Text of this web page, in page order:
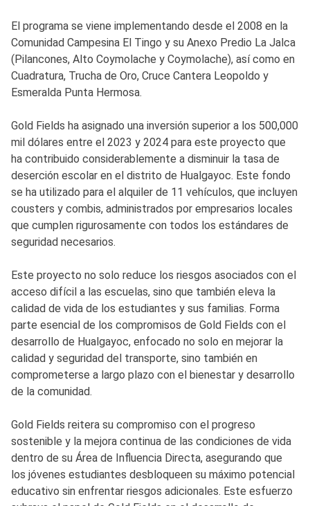
El programa se viene implementando desde el 2008 en la
Comunidad Campesina El Tingo y su Anexo Predio La Jalca
(Pilancones, Alto Coymolache y Coymolache), así como en
Cuadratura, Trucha de Oro, Cruce Cantera Leopoldo y
Esmeralda Punta Hermosa.
Gold Fields ha asignado una inversión superior a los 500,000
mil dólares entre el 2023 y 2024 para este proyecto que
ha contribuido considerablemente a disminuir la tasa de
deserción escolar en el distrito de Hualgayoc. Este fondo
se ha utilizado para el alquiler de 11 vehículos, que incluyen
cousters y combis, administrados por empresarios locales
que cumplen rigurosamente con todos los estándares de
seguridad necesarios.
Este proyecto no solo reduce los riesgos asociados con el
acceso difícil a las escuelas, sino que también eleva la
calidad de vida de los estudiantes y sus familias. Forma
parte esencial de los compromisos de Gold Fields con el
desarrollo de Hualgayoc, enfocado no solo en mejorar la
calidad y seguridad del transporte, sino también en
comprometerse a largo plazo con el bienestar y desarrollo
de la comunidad.
Gold Fields reitera su compromiso con el progreso
sostenible y la mejora continua de las condiciones de vida
dentro de su Área de Influencia Directa, asegurando que
los jóvenes estudiantes desbloqueen su máximo potencial
educativo sin enfrentar riesgos adicionales. Este esfuerzo